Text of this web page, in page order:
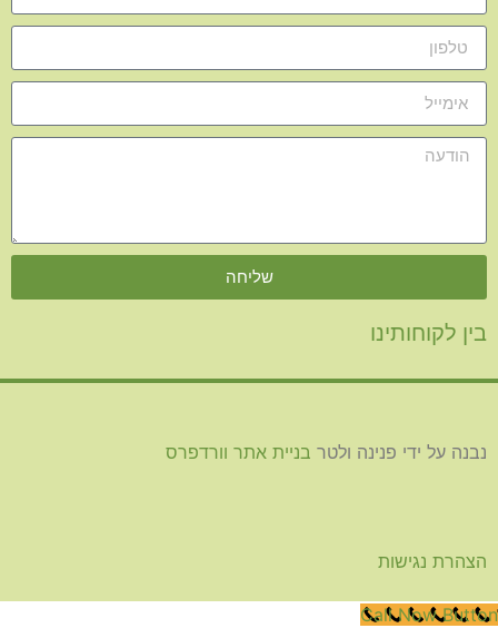
שליחה
בין לקוחותינו
נבנה על ידי פנינה ולטר בניית אתר וורדפרס
הצהרת נגישות
Call Now